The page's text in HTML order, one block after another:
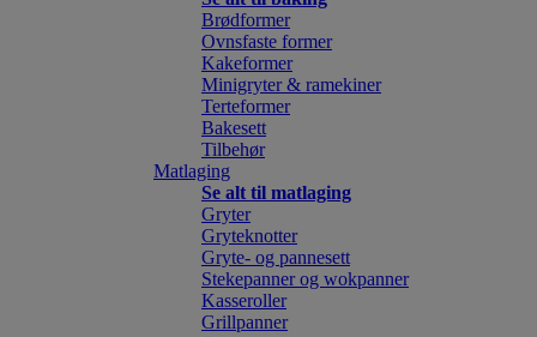
Brødformer
Ovnsfaste former
Kakeformer
Minigryter & ramekiner
Terteformer
Bakesett
Tilbehør
Matlaging
Se alt til matlaging
Gryter
Gryteknotter
Gryte- og pannesett
Stekepanner og wokpanner
Kasseroller
Grillpanner